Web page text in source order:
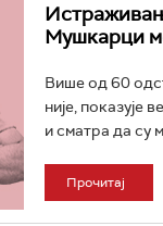
Мушкарци
Више од 60
није, показује
и сматра да су
Прочитај